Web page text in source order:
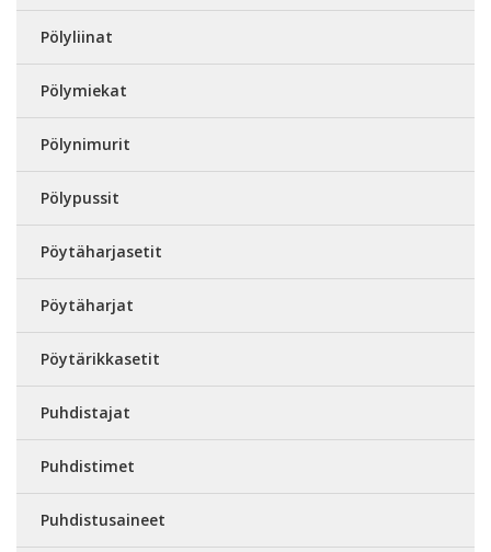
Pölyliinat
Pölymiekat
Pölynimurit
Pölypussit
Pöytäharjasetit
Pöytäharjat
Pöytärikkasetit
Puhdistajat
Puhdistimet
Puhdistusaineet